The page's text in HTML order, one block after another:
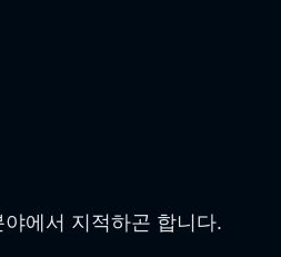
에서 지적하곤 합니다.